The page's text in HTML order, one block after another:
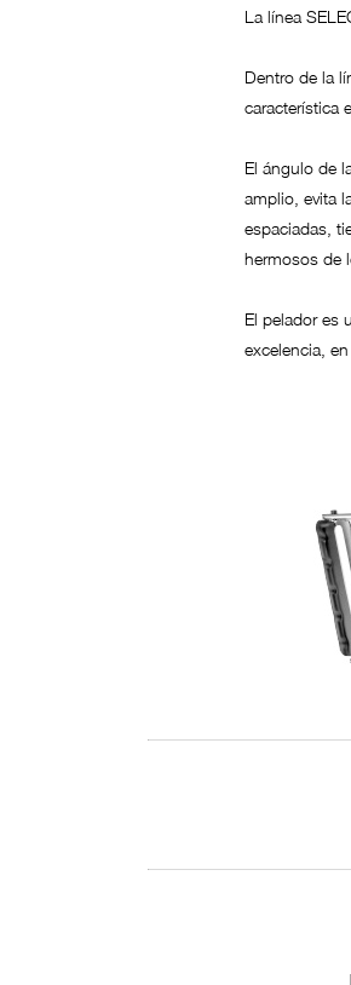
La línea
Dentro de la
característica
El ángulo de
amplio, evita
espaciadas,
hermosos de
El pelador es
excelencia,